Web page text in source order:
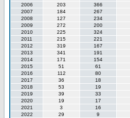
2006
203 366
2007
184 267
2008
127 234
2009
272 200
2010
225 324
2011
215 221
2012
319 167
2013
341 191
2014
171 154
2015
51 61
2016
112 80
2017
36 18
2018
53 19
2019
39 33
2020
19 17
2021
3 16
2022
29 9